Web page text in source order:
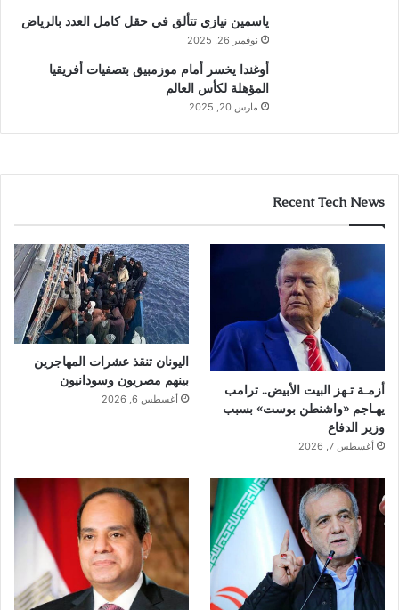
ياسمين نيازي تتألق في حقل كامل العدد بالرياض
نوفمبر 26, 2025
أوغندا يخسر أمام موزمبيق بتصفيات أفريقيا
المؤهلة لكأس العالم
مارس 20, 2025
Recent Tech News
أزمـة تـهز البيت الأبيض.. ترامب
يهـاجم «واشنطن بوست» بسبب
وزير الدفاع
أغسطس 7, 2026
اليونان تنقذ عشرات المهاجرين
بينهم مصريون وسودانيون
أغسطس 6, 2026